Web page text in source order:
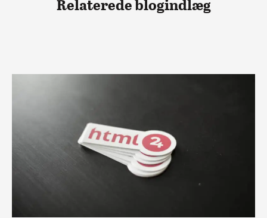
Relaterede blogindlæg